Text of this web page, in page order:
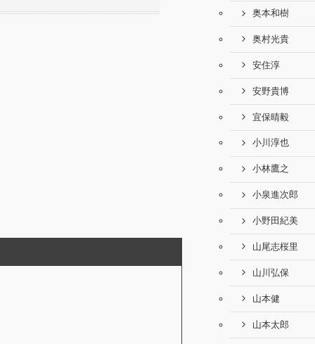
奥本和樹
奥村光貴
安住淳
安野貴博
宜保晴毅
小川淳也
小林鷹之
小泉進次郎
小野田紀美
山尾志桜里
山川弘保
山本健
山本太郎